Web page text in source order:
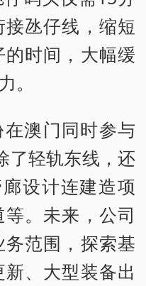
氹仔线，缩短
时间，大幅缓
。
澳门同时参与
了轻轨东线，还
设计连建造项
。未来，公司
范围，探索基
、大型装备出